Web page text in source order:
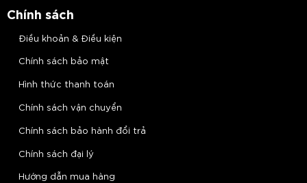
Chính sách
Điều khoản & Điều kiện
Chính sách bảo mật
Hình thức thanh toán
Chính sách vận chuyển
Chính sách bảo hành đổi trả
Chính sách đại lý
Hướng dẫn mua hàng